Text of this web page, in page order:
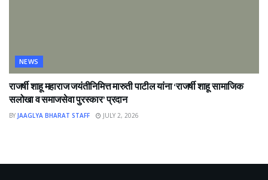
NEWS
राजर्षी शाहू महाराज जयंतीनिमित्त मारुती पाटील यांना ‘राजर्षी शाहू सामाजिक
सलोखा व समाजसेवा पुरस्कार’ प्रदान
BY JAAGLYA BHARAT STAFF JULY 2, 2026